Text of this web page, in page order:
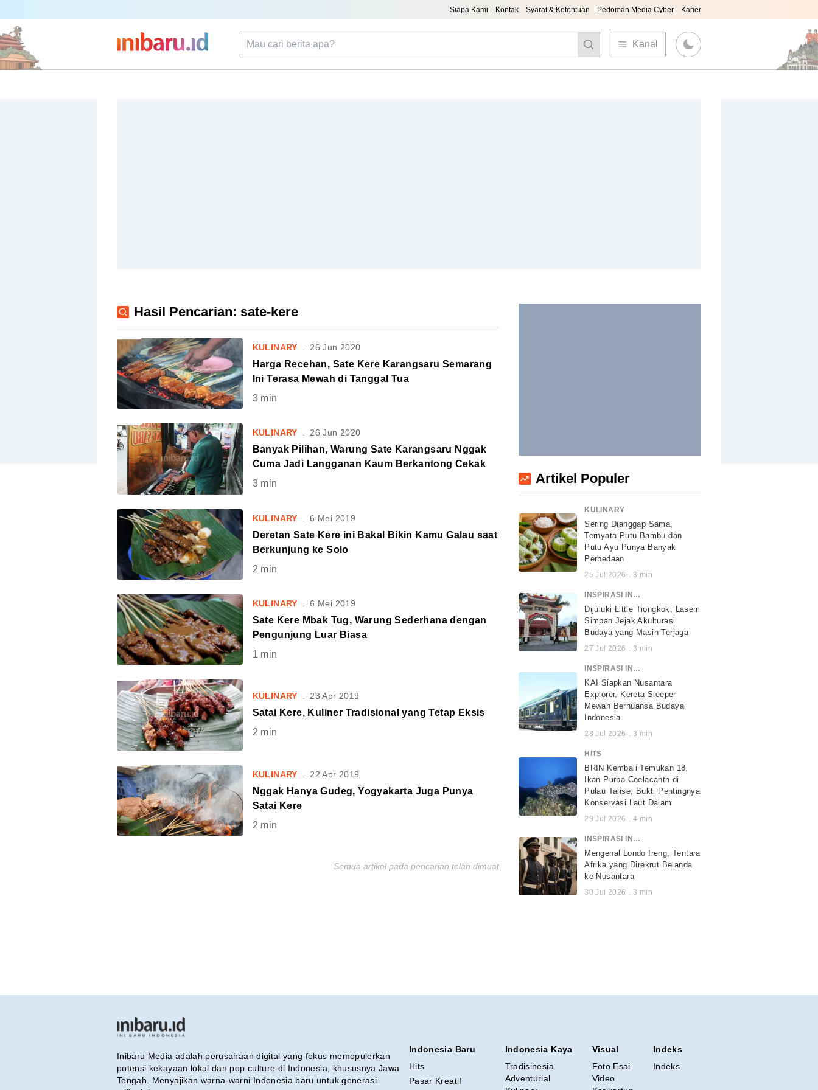
Siapa Kami Kontak Syarat & Ketentuan Pedoman Media Cyber Karier
Kanal
Hasil Pencarian: sate-kere
KULINARY 26 Jun 2020
Harga Recehan, Sate Kere Karangsaru Semarang
Ini Terasa Mewah di Tanggal Tua
3min
KULINARY . 26 Jun 2020
Banyak Pilihan, Warung Sate Karangsaru Nggak
Cuma Jadi Langganan Kaum Berkantong Cekak
3min
KULINARY 6 Mei 2019
Deretan Sate Kere ini Bakal Bikin Kamu Galau saat
Berkunjung ke Solo
2 min
KULINARY 6 Mei 2019
Sate Kere Mbak Tug, Warung Sederhana dengan
Pengunjung Luar Biasa
1 min
KULINARY . 23 Apr 2019
Satai Kere, Kuliner Tradisional yang Tetap Eksis
2 min
KULINARY 22 Apr 2019
Nggak Hanya Gudeg, Yogyakarta Juga Punya
Satai Kere
2 min
Semua artikel pada pencarian telah dimuat
Artikel Populer
KULINARY
Sering Dianggap Sama,
Ternyata Putu Bambu dan
Putu Ayu Punya Banyak
Perbedaan
25 Jul 2026 . 3 min
INSPIRASI INDONESIA
Dijuluki Little Tiongkok, Lasem
Simpan Jejak Akulturasi
Budaya yang Masih Terjaga
27 Jul 2026 . 3 min
INSPIRASI INDONESIA
KAI Siapkan Nusantara
Explorer, Kereta Sleeper
Mewah Bernuansa Budaya
Indonesia
28 Jul 2026 . 3 min
HITS
BRIN Kembali Temukan 18
Ikan Purba Coelacanth di
Pulau Talise, Bukti Pentingnya
Konservasi Laut Dalam
29 Jul 2026 . 4 min
INSPIRASI INDONESIA
Mengenal Londo Ireng, Tentara
Afrika yang Direkrut Belanda
ke Nusantara
30 Jul 2026 . 3 min
Inibaru Media adalah perusahaan digital yang fokus memopulerkan
potensi kekayaan lokal dan pop culture di Indonesia, khususnya Jawa
Tengah. Menyajikan warna-warni Indonesia baru untuk generasi
Indonesia Baru
Hits
Pasar Kreatif
Indonesia Kaya
Tradisinesia
Adventurial
Visual
Foto Esai
Video
Indeks
Indeks